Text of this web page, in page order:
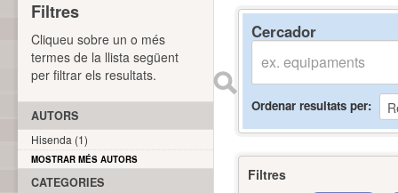
Cercador
Ordenar resultats per
Filtres
Filtres
Cliqueu sobre un o més
termes de la llista següent
per filtrar els resultats.
AUTORS
Hisenda (1)
MOSTRAR MÉS AUTORS
CATEGORIES